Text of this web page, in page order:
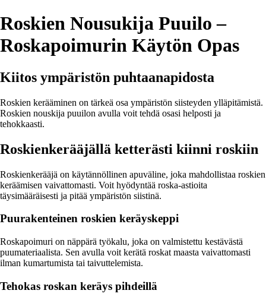
Roskien Nousukija Puuilo –
Roskapoimurin Käytön Opas
Kiitos ympäristön puhtaanapidosta
Roskien kerääminen on tärkeä osa ympäristön siisteyden ylläpitämistä.
Roskien nouskija puuilon avulla voit tehdä osasi helposti ja
tehokkaasti.
Roskienkerääjällä ketterästi kiinni roskiin
Roskienkerääjä on käytännöllinen apuväline, joka mahdollistaa roskien
keräämisen vaivattomasti. Voit hyödyntää roska-astioita
täysimääräisesti ja pitää ympäristön siistinä.
Puurakenteinen roskien keräyskeppi
Roskapoimuri on näppärä työkalu, joka on valmistettu kestävästä
puumateriaalista. Sen avulla voit kerätä roskat maasta vaivattomasti
ilman kumartumista tai taivuttelemista.
Tehokas roskan keräys pihdeillä